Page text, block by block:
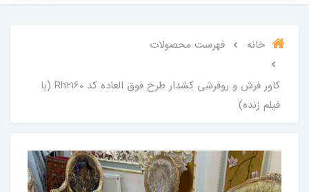
خانه فهرست محصولات
کاور فرش و روفرشی کشدار‌ طرح فوق العاده کد Rh2160 (با
فیلم زنده)